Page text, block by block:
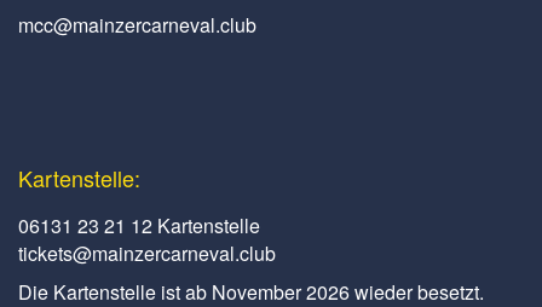
mcc@mainzercarneval.club
Kartenstelle:
06131 23 21 12 Kartenstelle
tickets@mainzercarneval.club
Die Kartenstelle ist ab November 2026 wieder besetzt.